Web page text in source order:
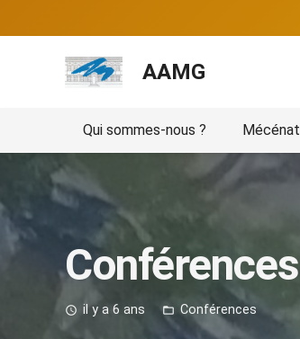
AAMG
Qui sommes-nous ? Mécénat
Conférences
access_time il y a 6 ans folder_open Conférences